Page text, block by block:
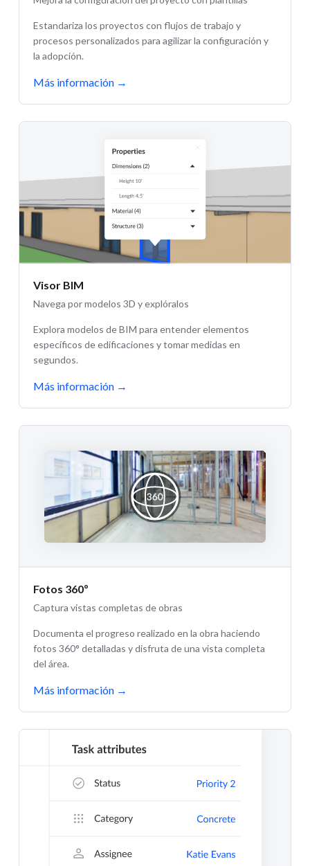
Estandariza los proyectos con flujos de trabajo y
procesos personalizados para agilizar la configuración y
la adopción.
Más información →
Visor BIM
Navega por modelos 3D y explóralos
Explora modelos de BIM para entender elementos
específicos de edificaciones y tomar medidas en
segundos.
Más información →
Fotos 360º
Captura vistas completas de obras
Documenta el progreso realizado en la obra haciendo
fotos 360° detalladas y disfruta de una vista completa
del área.
Más información →